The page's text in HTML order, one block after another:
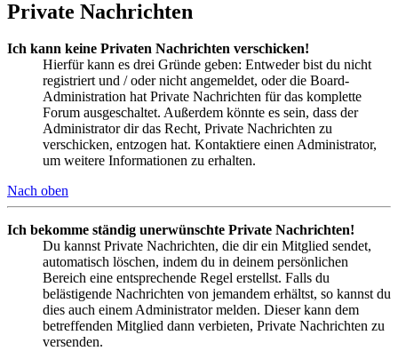
Private Nachrichten
Ich kann keine Privaten Nachrichten verschicken!
Hierfür kann es drei Gründe geben: Entweder bist du nicht
registriert und / oder nicht angemeldet, oder die Board-
Administration hat Private Nachrichten für das komplette
Forum ausgeschaltet. Außerdem könnte es sein, dass der
Administrator dir das Recht, Private Nachrichten zu
verschicken, entzogen hat. Kontaktiere einen Administrator,
um weitere Informationen zu erhalten.
Nach oben
Ich bekomme ständig unerwünschte Private Nachrichten!
Du kannst Private Nachrichten, die dir ein Mitglied sendet,
automatisch löschen, indem du in deinem persönlichen
Bereich eine entsprechende Regel erstellst. Falls du
belästigende Nachrichten von jemandem erhältst, so kannst du
dies auch einem Administrator melden. Dieser kann dem
betreffenden Mitglied dann verbieten, Private Nachrichten zu
versenden.